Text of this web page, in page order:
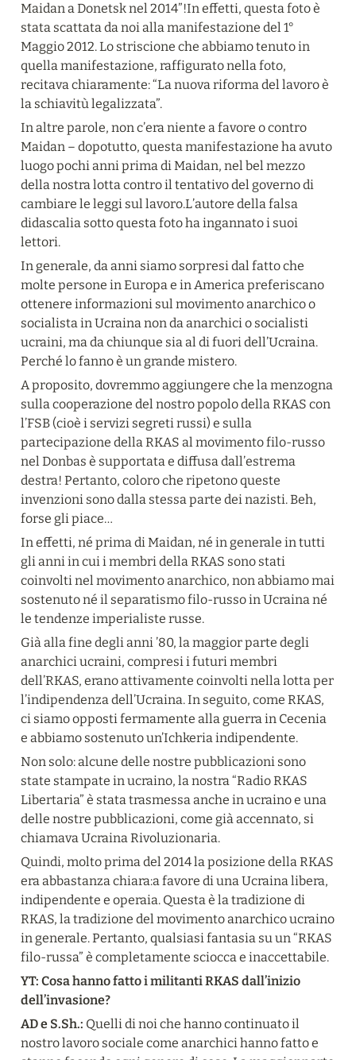
Maidan a Donetsk nel 2014”!In effetti, questa foto è
stata scattata da noi alla manifestazione del 1°
Maggio 2012. Lo striscione che abbiamo tenuto in
quella manifestazione, raffigurato nella foto,
recitava chiaramente: “La nuova riforma del lavoro è
la schiavitù legalizzata”.
In altre parole, non c’era niente a favore o contro
Maidan – dopotutto, questa manifestazione ha avuto
luogo pochi anni prima di Maidan, nel bel mezzo
della nostra lotta contro il tentativo del governo di
cambiare le leggi sul lavoro.L’autore della falsa
didascalia sotto questa foto ha ingannato i suoi
lettori.
In generale, da anni siamo sorpresi dal fatto che
molte persone in Europa e in America preferiscano
ottenere informazioni sul movimento anarchico o
socialista in Ucraina non da anarchici o socialisti
ucraini, ma da chiunque sia al di fuori dell’Ucraina.
Perché lo fanno è un grande mistero.
A proposito, dovremmo aggiungere che la menzogna
sulla cooperazione del nostro popolo della RKAS con
l’FSB (cioè i servizi segreti russi) e sulla
partecipazione della RKAS al movimento filo-russo
nel Donbas è supportata e diffusa dall’estrema
destra! Pertanto, coloro che ripetono queste
invenzioni sono dalla stessa parte dei nazisti. Beh,
forse gli piace…
In effetti, né prima di Maidan, né in generale in tutti
gli anni in cui i membri della RKAS sono stati
coinvolti nel movimento anarchico, non abbiamo mai
sostenuto né il separatismo filo-russo in Ucraina né
le tendenze imperialiste russe.
Già alla fine degli anni ’80, la maggior parte degli
anarchici ucraini, compresi i futuri membri
dell’RKAS, erano attivamente coinvolti nella lotta per
l’indipendenza dell’Ucraina. In seguito, come RKAS,
ci siamo opposti fermamente alla guerra in Cecenia
e abbiamo sostenuto un’Ichkeria indipendente.
Non solo: alcune delle nostre pubblicazioni sono
state stampate in ucraino, la nostra “Radio RKAS
Libertaria” è stata trasmessa anche in ucraino e una
delle nostre pubblicazioni, come già accennato, si
chiamava Ucraina Rivoluzionaria.
Quindi, molto prima del 2014 la posizione della RKAS
era abbastanza chiara:a favore di una Ucraina libera,
indipendente e operaia. Questa è la tradizione di
RKAS, la tradizione del movimento anarchico ucraino
in generale. Pertanto, qualsiasi fantasia su un “RKAS
filo-russa” è completamente sciocca e inaccettabile.
YT: Cosa hanno fatto i militanti RKAS dall’inizio
dell’invasione?
AD e S.Sh.: Quelli di noi che hanno continuato il
nostro lavoro sociale come anarchici hanno fatto e